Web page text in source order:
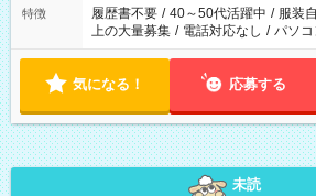
特徴 履歴書不要 / 40～50代活躍中 / 服装
上の大量募集 / 電話対応なし / パソ
気になる！ 応募する
未読